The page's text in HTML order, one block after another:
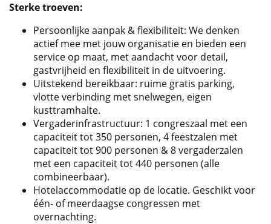
Sterke troeven:
Persoonlijke aanpak & flexibiliteit: We denken
actief mee met jouw organisatie en bieden een
service op maat, met aandacht voor detail,
gastvrijheid en flexibiliteit in de uitvoering.
Uitstekend bereikbaar: ruime gratis parking,
vlotte verbinding met snelwegen, eigen
kusttramhalte.
Vergaderinfrastructuur: 1 congreszaal met een
capaciteit tot 350 personen, 4 feestzalen met
capaciteit tot 900 personen & 8 vergaderzalen
met een capaciteit tot 440 personen (alle
combineerbaar).
Hotelaccommodatie op de locatie. Geschikt voor
één- of meerdaagse congressen met
overnachting.